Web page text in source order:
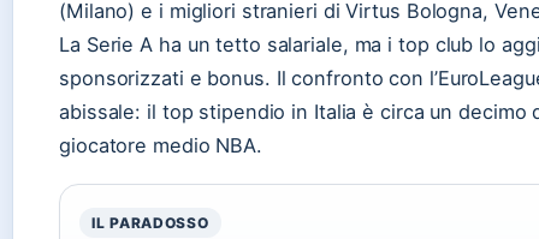
(Milano) e i migliori stranieri di Virtus Bologna,
La Serie A ha un tetto salariale, ma i top club lo
sponsorizzati e bonus. Il confronto con
abissale: il top stipendio in Italia è circa un decimo
giocatore medio NBA.
IL PARADOSSO